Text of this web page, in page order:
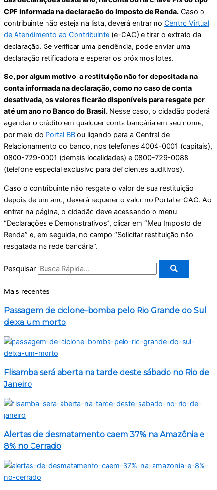
CPF informada na declaração do Imposto de Renda. Caso o
contribuinte não esteja na lista, deverá entrar no Centro Virtual
de Atendimento ao Contribuinte (e-CAC) e tirar o extrato da
declaração. Se verificar uma pendência, pode enviar uma
declaração retificadora e esperar os próximos lotes.
Se, por algum motivo, a restituição não for depositada na
conta informada na declaração, como no caso de conta
desativada, os valores ficarão disponíveis para resgate por
até um ano no Banco do Brasil. Nesse caso, o cidadão poderá
agendar o crédito em qualquer conta bancária em seu nome,
por meio do Portal BB ou ligando para a Central de
Relacionamento do banco, nos telefones 4004-0001 (capitais),
0800-729-0001 (demais localidades) e 0800-729-0088
(telefone especial exclusivo para deficientes auditivos).
Caso o contribuinte não resgate o valor de sua restituição
depois de um ano, deverá requerer o valor no Portal e-CAC. Ao
entrar na página, o cidadão deve acessando o menu
“Declarações e Demonstrativos”, clicar em “Meu Imposto de
Renda” e, em seguida, no campo “Solicitar restituição não
resgatada na rede bancária”.
Pesquisar
Mais recentes
Passagem de ciclone-bomba pelo Rio Grande do Sul
deixa um morto
Flisamba será aberta na tarde deste sábado no Rio de
Janeiro
Alertas de desmatamento caem 37% na Amazônia e
8% no Cerrado